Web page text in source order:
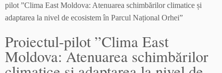
content
pilot ”Clima East Moldova: Atenuarea schimbărilor climatice și
adaptarea la nivel de ecosistem în Parcul Național Orhei”
Proiectul-pilot ”Clima East
Moldova: Atenuarea schimbărilor